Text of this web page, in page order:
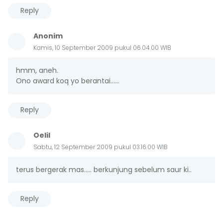
Reply
Anonim
Kamis, 10 September 2009 pukul 06.04.00 WIB
hmm, aneh.
Ono award koq yo berantai......
Reply
Oelil
Sabtu, 12 September 2009 pukul 03.16.00 WIB
terus bergerak mas..... berkunjung sebelum saur ki..
Reply